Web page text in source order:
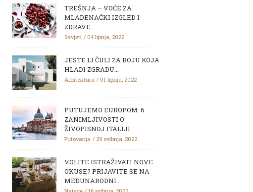
TREŠNJA – VOĆE ZA
MLADENAČKI IZGLED I
ZDRAVE...
Savjeti 04 lipnja, 2022
JESTE LI ČULI ZA BOJU KOJA
HLADI ZGRADU...
Arhitektura 01 lipnja, 2022
PUTUJEMO EUROPOM: 6
ZANIMLJIVOSTI O
ŽIVOPISNOJ ITALIJI
Putovanja 29 svibnja, 2022
VOLITE ISTRAŽIVATI NOVE
OKUSE? PRIJAVITE SE NA
MEĐUNARODNI...